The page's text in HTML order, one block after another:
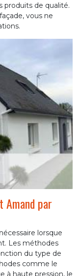
produits de qualité.
vous ne
Amand par
lorsque
Les méthodes
du type de
comme le
à haute pression, le